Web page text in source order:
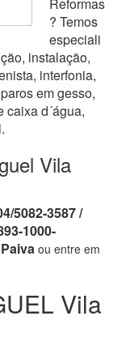
? Temos
especiali
instalação,
interfonia,
em gesso,
caixa d´água,
Vila
5082-3587 /
1000-
ou entre em
Vila